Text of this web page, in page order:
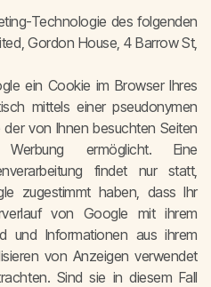
Technologie des folgenden
Gordon House, 4 Barrow St,
ein Cookie im Browser Ihres
mittels einer pseudonymen
von Ihnen besuchten Seiten
Werbung ermöglicht. Eine
findet nur statt,
zugestimmt haben, dass Ihr
von Google mit ihrem
und Informationen aus ihrem
von Anzeigen verwendet
Sind sie in diesem Fall